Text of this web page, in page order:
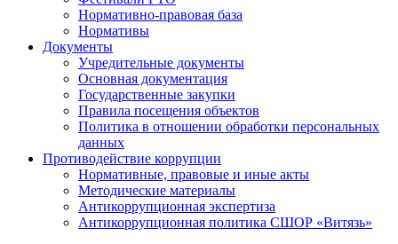
Нормативно-правовая база
Нормативы
Документы
Учредительные документы
Основная документация
Государственные закупки
Правила посещения объектов
Политика в отношении обработки персональных
данных
Противодействие коррупции
Нормативные, правовые и иные акты
Методические материалы
Антикоррупционная экспертиза
Антикоррупционная политика СШОР «Витязь»